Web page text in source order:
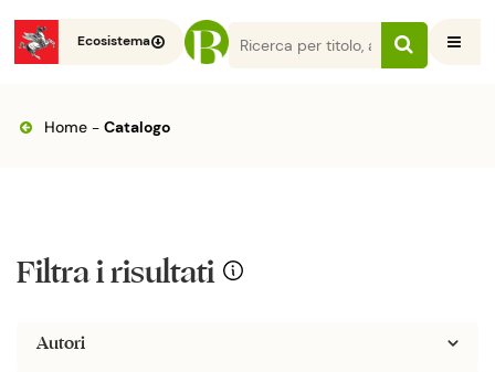
Ecosistema
Home- Catalogo
Filtra i risultati
Autori